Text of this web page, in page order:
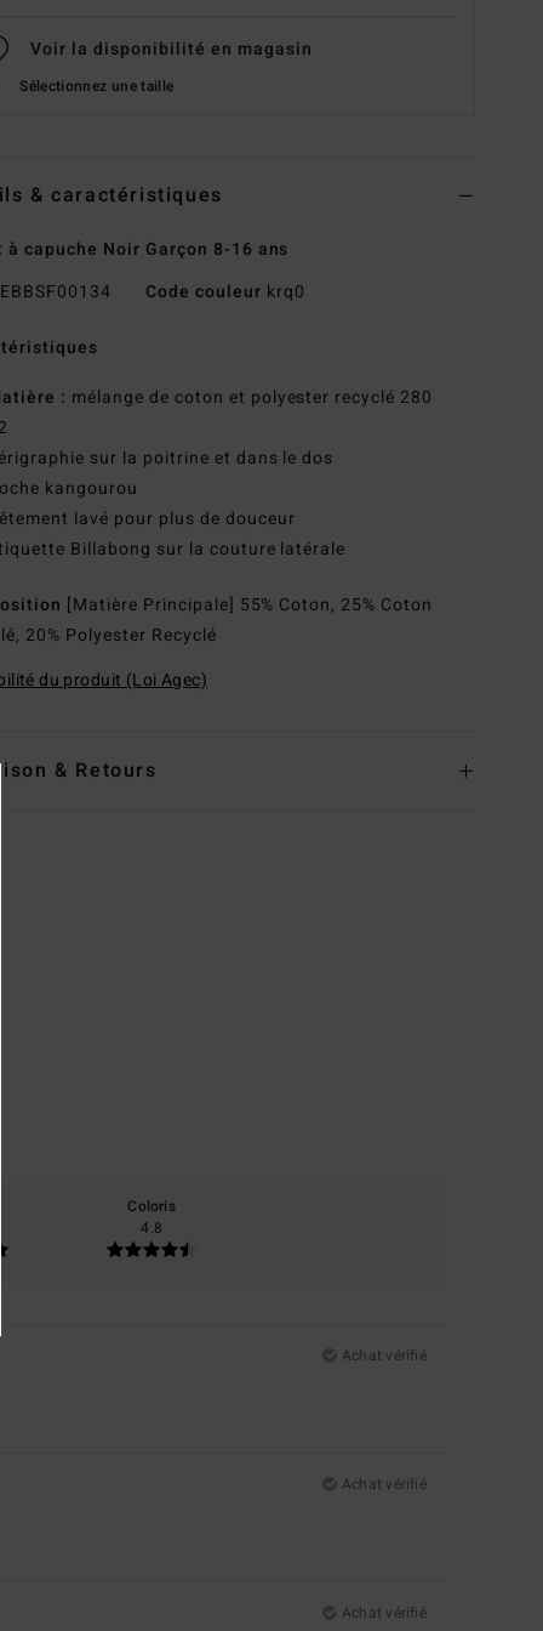
Voir la disponibilité en magasin
Sélectionnez une taille
& caractéristiques
à capuche Noir Garçon 8-16 ans
EBBSF00134 Code couleur krq0
: mélange de coton et polyester recyclé 280
sur la poitrine et dans le dos
kangourou
lavé pour plus de douceur
Billabong sur la couture latérale
[Matière Principale] 55% Coton, 25% Coton
20% Polyester Recyclé
du produit (Loi Agec)
& Retours
Coloris
4.8
Achat vérifié
Achat vérifié
Achat vérifié